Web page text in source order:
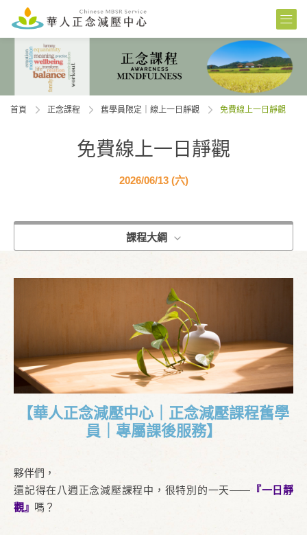
首頁 正念課程 舊學員限定｜線上一日靜觀 免費線上一日靜觀
免費線上一日靜觀
2026/06/13 (六)
課程大綱
【華人正念減壓中心｜正念減壓課程舊學
員｜專屬課後服務】
夥伴們，
還記得在八週正念減壓課程中，很特別的一天—— 『一日靜
觀』 嗎？